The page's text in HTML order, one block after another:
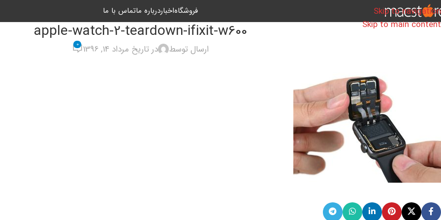
Skip to navigation
Skip to main content
فروشگاهاخباردرباره ماتماس با ما
apple-watch-2-teardown-ifixit-w600
ارسال توسط در تاریخ مرداد 14, 1396 0